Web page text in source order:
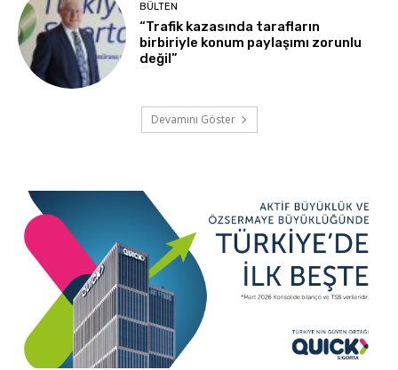
BÜLTEN
“Trafik kazasında tarafların
birbiriyle konum paylaşımı zorunlu
değil”
Devamını Göster